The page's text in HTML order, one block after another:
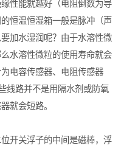
性能就越好（电阻倒数为导
恒温恒湿箱一般是脉冲（声
加水湿润呢？由于水溶性微
水溶性微粒的使用寿命就会
电容传感器、电阻传感器
线路并不是用隔水剂或防氧
就会短路。
开关浮子的中间是磁棒，浮